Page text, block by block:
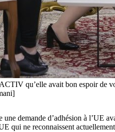
qu’elle avait bon espoir de
demande d’adhésion à l’UE
qui ne reconnaissent